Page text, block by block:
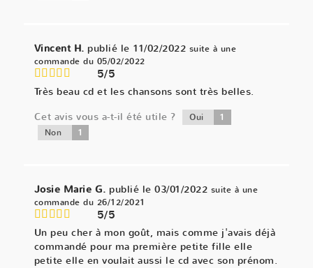
Vincent H.publié le 11/02/2022 suite à une
commande du 05/02/2022
5/5
Très beau cd et les chansons sont très belles.
Cet avis vous a-t-il été utile ?
Oui 1
Non 1
Josie Marie G.publié le 03/01/2022 suite à une
commande du 26/12/2021
5/5
Un peu cher à mon goût, mais comme j'avais déjà
commandé pour ma première petite fille elle
petite elle en voulait aussi le cd avec son prénom.